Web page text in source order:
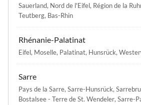
Sauerland, Nord de l'Eifel, Région de la
Teutberg, Bas-Rhin
Rhénanie-Palatinat
Eifel, Moselle, Palatinat, Hunsrück,
Sarre
Pays de la Sarre, Sarre-Hunsrück,
Bostalsee - Terre de St. Wendeler, Sarre-